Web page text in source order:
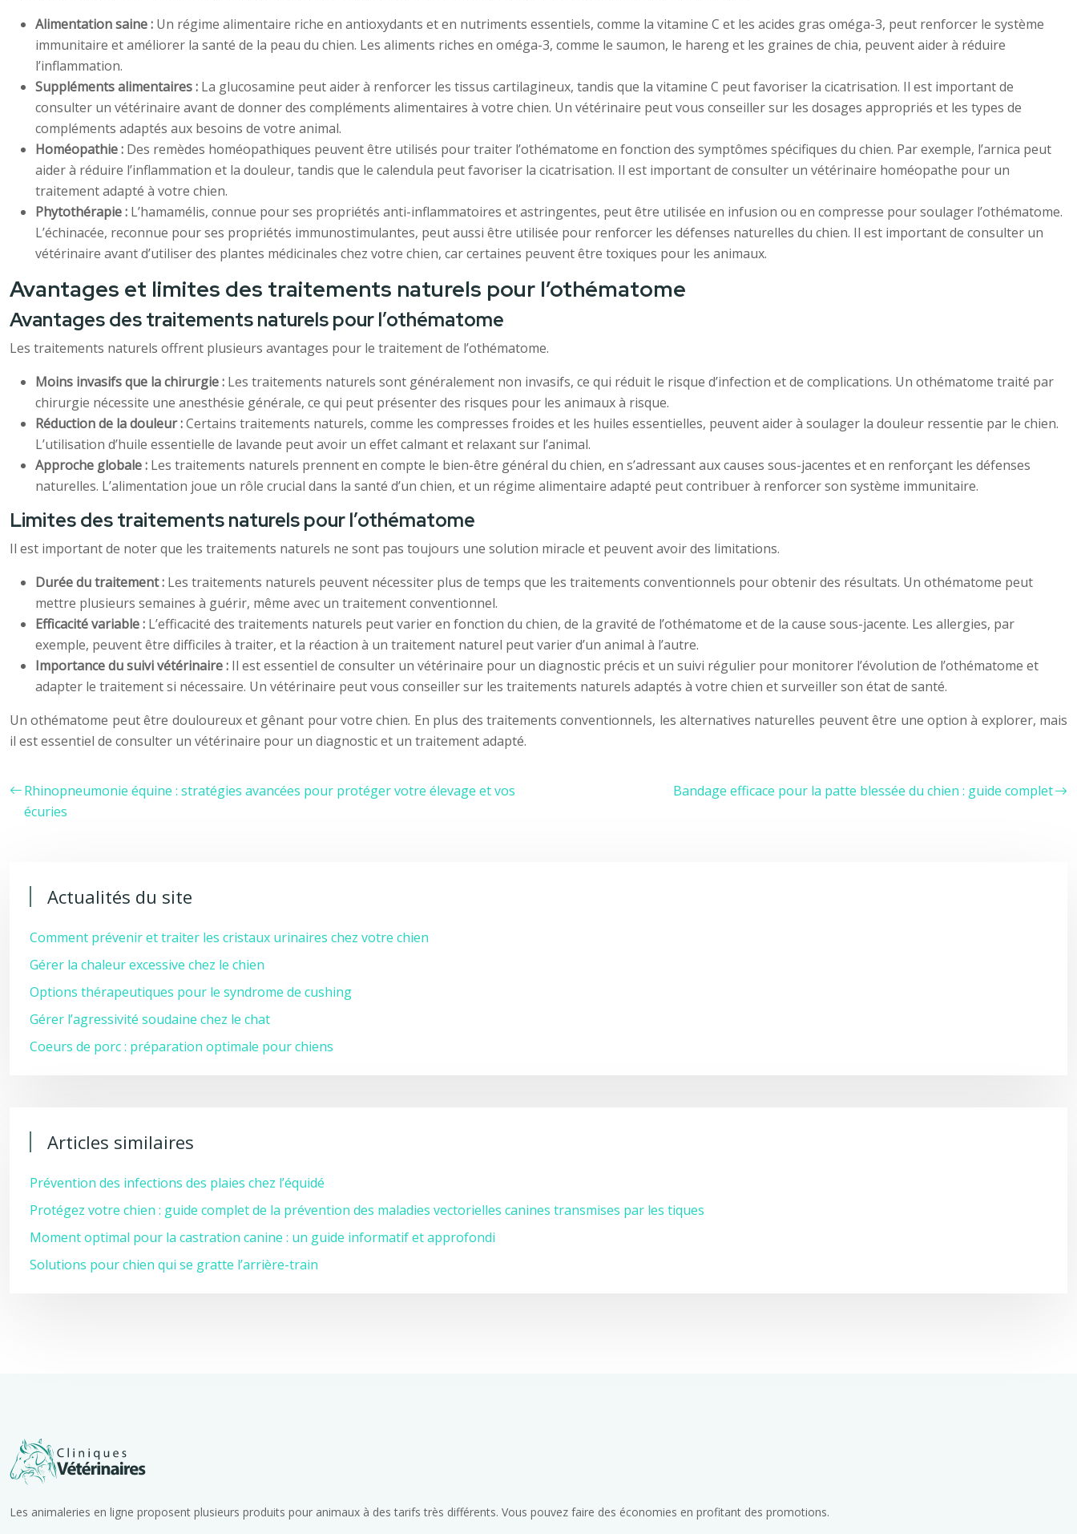
Alimentation saine : Un régime alimentaire riche en antioxydants et en nutriments essentiels, comme la vitamine C et les acides gras oméga-3, peut renforcer le système
immunitaire et améliorer la santé de la peau du chien. Les aliments riches en oméga-3, comme le saumon, le hareng et les graines de chia, peuvent aider à réduire
l’inflammation.
Suppléments alimentaires : La glucosamine peut aider à renforcer les tissus cartilagineux, tandis que la vitamine C peut favoriser la cicatrisation. Il est important de
consulter un vétérinaire avant de donner des compléments alimentaires à votre chien. Un vétérinaire peut vous conseiller sur les dosages appropriés et les types de
compléments adaptés aux besoins de votre animal.
Homéopathie : Des remèdes homéopathiques peuvent être utilisés pour traiter l’othématome en fonction des symptômes spécifiques du chien. Par exemple, l’arnica peut
aider à réduire l’inflammation et la douleur, tandis que le calendula peut favoriser la cicatrisation. Il est important de consulter un vétérinaire homéopathe pour un
traitement adapté à votre chien.
Phytothérapie : L’hamamélis, connue pour ses propriétés anti-inflammatoires et astringentes, peut être utilisée en infusion ou en compresse pour soulager l’othématome.
L’échinacée, reconnue pour ses propriétés immunostimulantes, peut aussi être utilisée pour renforcer les défenses naturelles du chien. Il est important de consulter un
vétérinaire avant d’utiliser des plantes médicinales chez votre chien, car certaines peuvent être toxiques pour les animaux.
Avantages et limites des traitements naturels pour l’othématome
Avantages des traitements naturels pour l’othématome
Les traitements naturels offrent plusieurs avantages pour le traitement de l’othématome.
Moins invasifs que la chirurgie : Les traitements naturels sont généralement non invasifs, ce qui réduit le risque d’infection et de complications. Un othématome traité par
chirurgie nécessite une anesthésie générale, ce qui peut présenter des risques pour les animaux à risque.
Réduction de la douleur :Certains traitements naturels, comme les compresses froides et les huiles essentielles, peuvent aider à soulager la douleur ressentie par le chien.
L’utilisation d’huile essentielle de lavande peut avoir un effet calmant et relaxant sur l’animal.
Approche globale : Les traitements naturels prennent en compte le bien-être général du chien, en s’adressant aux causes sous-jacentes et en renforçant les défenses
naturelles. L’alimentation joue un rôle crucial dans la santé d’un chien, et un régime alimentaire adapté peut contribuer à renforcer son système immunitaire.
Limites des traitements naturels pour l’othématome
Il est important de noter que les traitements naturels ne sont pas toujours une solution miracle et peuvent avoir des limitations.
Durée du traitement : Les traitements naturels peuvent nécessiter plus de temps que les traitements conventionnels pour obtenir des résultats. Un othématome peut
mettre plusieurs semaines à guérir, même avec un traitement conventionnel.
Efficacité variable : L’efficacité des traitements naturels peut varier en fonction du chien, de la gravité de l’othématome et de la cause sous-jacente. Les allergies, par
exemple, peuvent être difficiles à traiter, et la réaction à un traitement naturel peut varier d’un animal à l’autre.
Importance du suivi vétérinaire : Il est essentiel de consulter un vétérinaire pour un diagnostic précis et un suivi régulier pour monitorer l’évolution de l’othématome et
adapter le traitement si nécessaire. Un vétérinaire peut vous conseiller sur les traitements naturels adaptés à votre chien et surveiller son état de santé.
Un othématome peut être douloureux et gênant pour votre chien. En plus des traitements conventionnels, les alternatives naturelles peuvent être une option à explorer, mais
il est essentiel de consulter un vétérinaire pour un diagnostic et un traitement adapté.
Rhinopneumonie équine : stratégies avancées pour protéger votre élevage et vos
écuries
Bandage efficace pour la patte blessée du chien : guide complet
Actualités du site
Comment prévenir et traiter les cristaux urinaires chez votre chien
Gérer la chaleur excessive chez le chien
Options thérapeutiques pour le syndrome de cushing
Gérer l’agressivité soudaine chez le chat
Coeurs de porc : préparation optimale pour chiens
Articles similaires
Prévention des infections des plaies chez l’équidé
Protégez votre chien : guide complet de la prévention des maladies vectorielles canines transmises par les tiques
Moment optimal pour la castration canine : un guide informatif et approfondi
Solutions pour chien qui se gratte l’arrière-train
Les animaleries en ligne proposent plusieurs produits pour animaux à des tarifs très différents. Vous pouvez faire des économies en profitant des promotions.